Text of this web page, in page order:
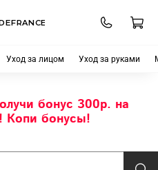
Уход за лицом Уход за руками
бонус 300р. на
Копи бонусы!